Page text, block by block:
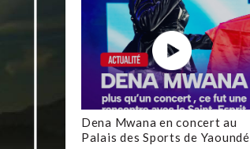
Dena Mwana en concert au
Palais des Sports de Yaoundé